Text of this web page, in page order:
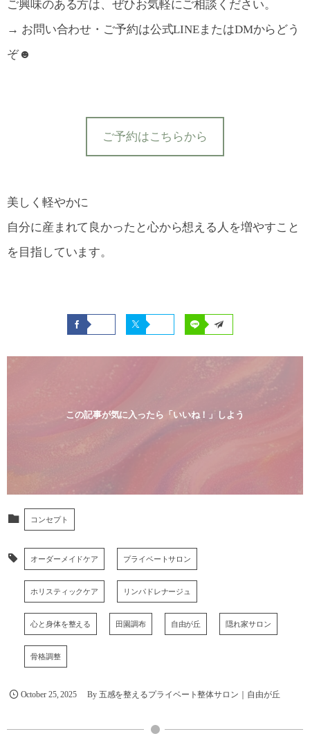
ご興味のある方は、ぜひお気軽にご相談ください。
→ お問い合わせ・ご予約は公式LINEまたはDMからどう
ぞ☻
ご予約はこちらから
美しく軽やかに
自分に産まれて良かったと心から想える人を増やすこと
を目指しています。
この記事が気に入ったら「いいね！」しよう
コンセプト
オーダーメイドケア プライベートサロン
ホリスティックケア リンパドレナージュ
心と身体を整える 田園調布 自由が丘 隠れ家サロン
骨格調整
October 25,2025 By 五感を整えるプライベート整体サロン｜自由が丘